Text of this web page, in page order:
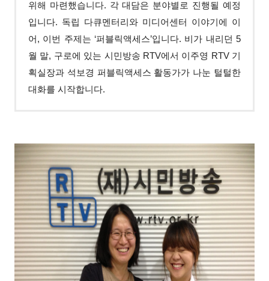
위해 마련했습니다. 각 대담은 분야별로 진행될 예정
입니다. 독립 다큐멘터리와 미디어센터 이야기에 이
어, 이번 주제는 ‘퍼블릭액세스’입니다. 비가 내리던 5
월 말, 구로에 있는 시민방송 RTV에서 이주영 RTV 기
획실장과 석보경 퍼블릭액세스 활동가가 나눈 털털한
대화를 시작합니다.